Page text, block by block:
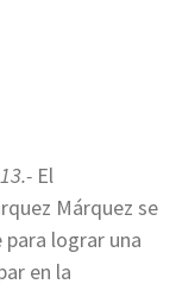
El
Márquez se
lograr una
en la